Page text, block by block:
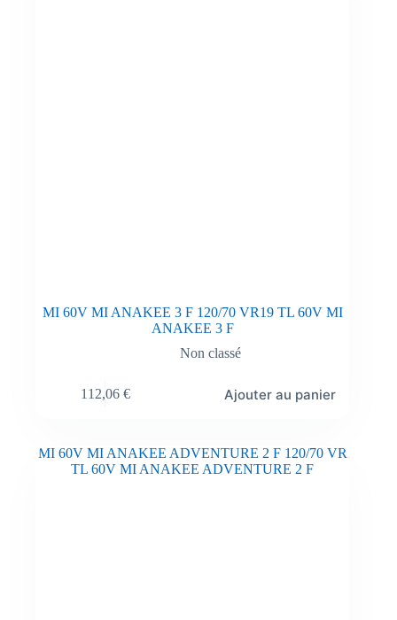
MI 60V MI ANAKEE 3 F 120/70 VR19 TL 60V MI
ANAKEE 3 F
Non classé
112,06 € Ajouter au panier